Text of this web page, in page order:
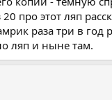
про этот ляп
раза три в год
ляп и ныне там.